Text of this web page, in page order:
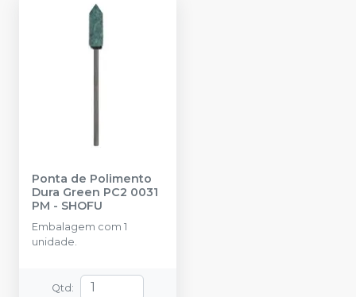
Ponta de Polimento
Dura Green PC2 0031
PM - SHOFU
Embalagem com 1
unidade.
Qtd :